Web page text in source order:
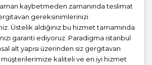
kaybetmeden zamanında teslimat
gereksinimlerinizi
Üstelik aldığınız bu hizmet tamamında
garanti ediyoruz. Paradigma istanbul
alt yapısı üzerinden siz gergitavan
kaliteli ve en iyi hizmet